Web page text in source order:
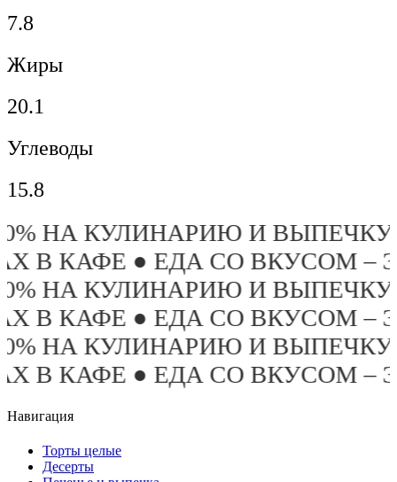
7.8
Жиры
20.1
Углеводы
15.8
НА КУЛИНАРИЮ И
В КАФЕ ● ЕДА СО ВКУСОМ
НА КУЛИНАРИЮ И
В КАФЕ ● ЕДА СО ВКУСОМ
НА КУЛИНАРИЮ И
В КАФЕ ● ЕДА СО ВКУСОМ
Навигация
Торты целые
Десерты